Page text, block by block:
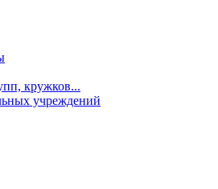
кружков...
учреждений